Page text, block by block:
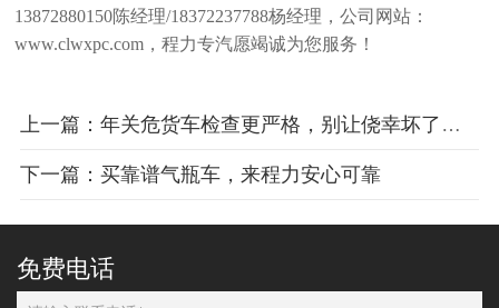
13872880150陈经理/18372237788杨经理，公司网站：
www.clwxpc.com，程力专汽愿竭诚为您服务！
上一篇：年关危货车检查更严格，别让侥幸坏了大事
下一篇：买靠谱气瓶车，来程力安心可靠
免费电话